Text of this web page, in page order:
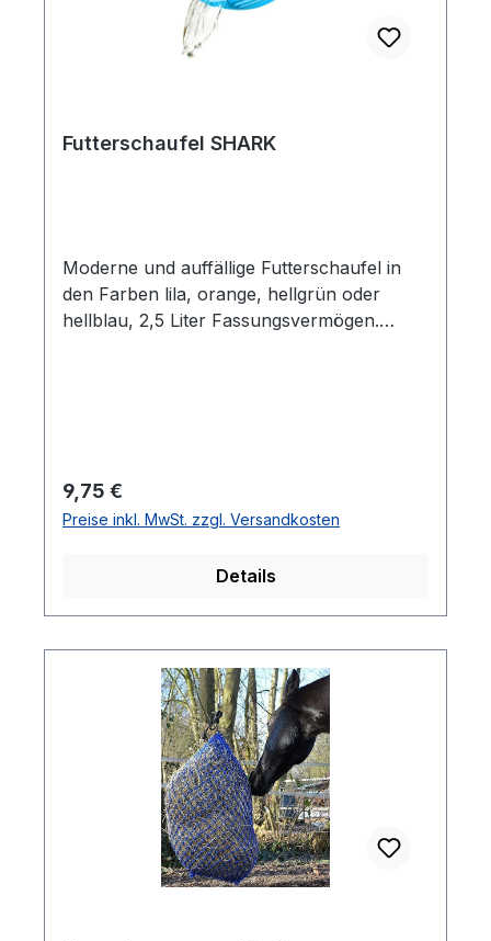
Futterschaufel SHARK
Moderne und auffällige Futterschaufel in
den Farben lila, orange, hellgrün oder
hellblau, 2,5 Liter Fassungsvermögen.
Abmessung der Menge an Futter oder
Wasser ermöglicht.
Regulärer Preis:
9,75 €
Preise inkl. MwSt. zzgl. Versandkosten
Details